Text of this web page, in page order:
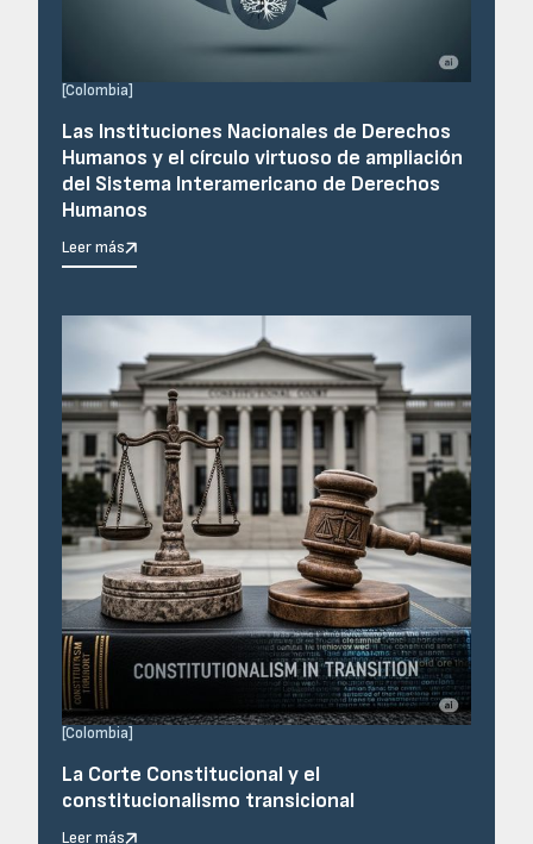
[Colombia]
Las Instituciones Nacionales de Derechos
Humanos y el círculo virtuoso de ampliación
del Sistema Interamericano de Derechos
Humanos
Leer más
[Colombia]
La Corte Constitucional y el
constitucionalismo transicional
Leer más